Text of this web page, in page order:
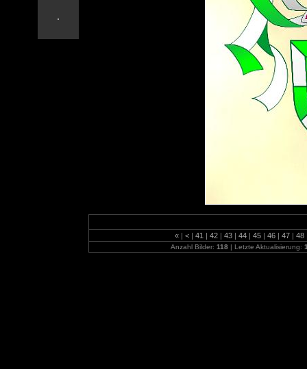
« | < | 41 | 42 | 43 | 44 | 45 | 46 | 47 | 48
Anzahl Bilder: 118 | Letzte Aktualisierung: